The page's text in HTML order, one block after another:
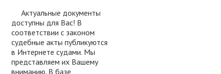
Актуальные документы
доступны для Вас! В
соответствии с законом
судебные акты публикуются
в Интернете судами. Мы
представляем их Вашему
вниманию. В базе